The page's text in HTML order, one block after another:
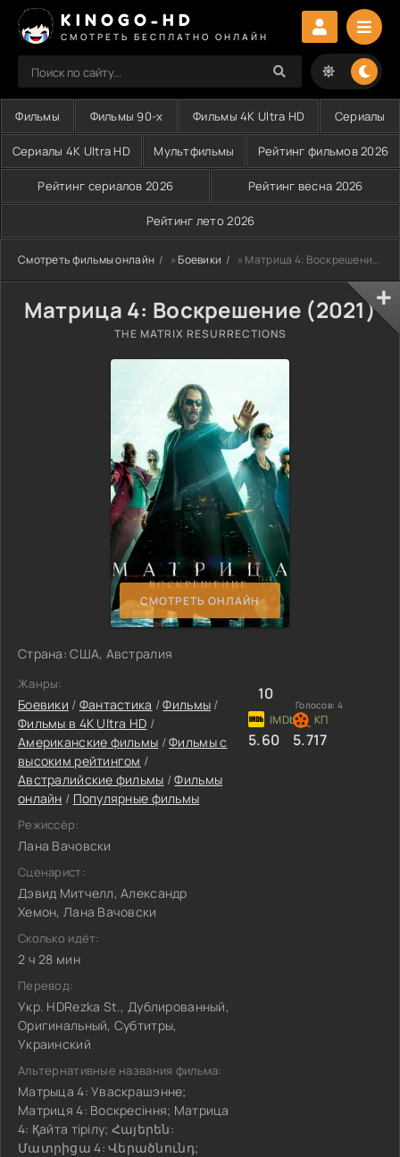
KINOGO-HD
СМОТРЕТЬ БЕСПЛАТНО ОНЛАЙН
Фильмы Фильмы 90-х Фильмы 4K Ultra HD Сериалы
Сериалы 4K Ultra HD Мультфильмы Рейтинг фильмов 2026
Рейтинг сериалов 2026 Рейтинг весна 2026
Рейтинг лето 2026
Смотреть фильмы онлайн »Боевики » Матрица 4: Воскрешение (2021)
Матрица 4: Воскрешение (2021)
THE MATRIX RESURRECTIONS
СМОТРЕТЬ ОНЛАЙН
Страна: США, Австралия
Жанры:
Боевики / Фантастика /Фильмы /
Фильмы в 4K Ultra HD /
Американские фильмы /Фильмы с
высоким рейтингом /
Австралийские фильмы /Фильмы
онлайн / Популярные фильмы
Режиссёр:
Лана Вачовски
Сценарист:
Дэвид Митчелл, Александр
Хемон, Лана Вачовски
Сколько идёт:
2 ч 28 мин
Перевод:
Укр. HDRezka St., Дублированный,
Оригинальный, Субтитры,
Украинский
Альтернативные названия фильма:
Матрыца 4: Уваскрашэнне;
Матриця 4: Воскресіння; Матрица
4: Қайта тірілу; Հայերեն:
Մատրիցա 4: Վերածնունդ;
10
Голосов: 4
5.60 5.717